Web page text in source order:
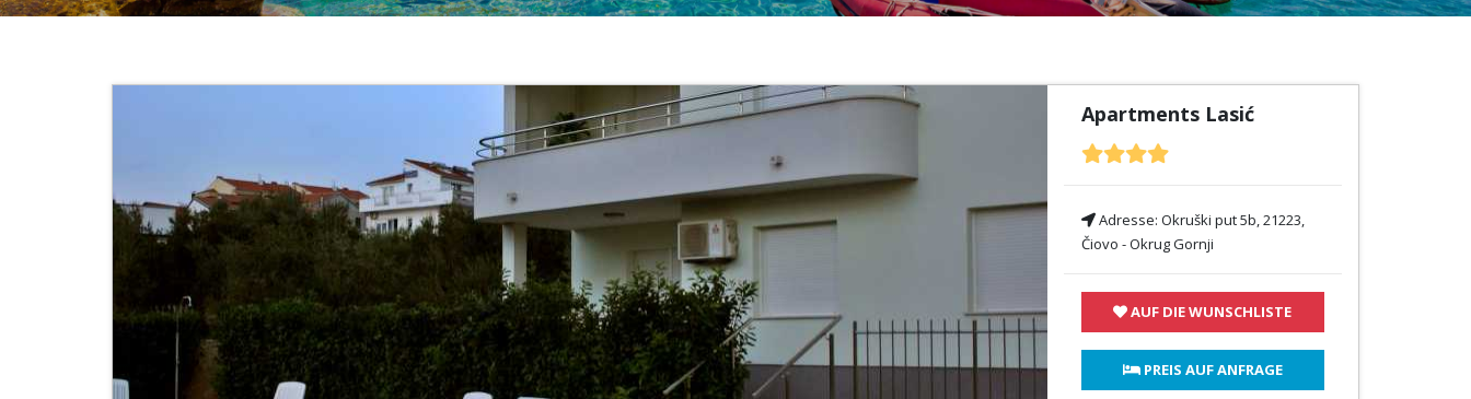
Apartments Lasić
Adresse: Okruški put 5b, 21223,
Čiovo - Okrug Gornji
AUF DIE WUNSCHLISTE
PREIS AUF ANFRAGE